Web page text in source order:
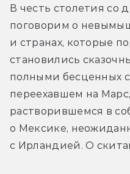
В честь столетия со
поговорим о
и странах, которые
становились
полными бесценных
переехавшем на
растворившемся в
о Мексике,
с Ирландией. О